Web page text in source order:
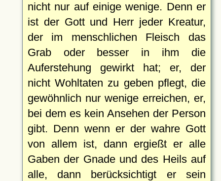
nicht nur auf einige wenige. Denn er
ist der Gott und Herr jeder Kreatur,
der im menschlichen Fleisch das
Grab oder besser in ihm die
Auferstehung gewirkt hat; er, der
nicht Wohltaten zu geben pflegt, die
gewöhnlich nur wenige erreichen, er,
bei dem es kein Ansehen der Person
gibt. Denn wenn er der wahre Gott
von allem ist, dann ergießt er alle
Gaben der Gnade und des Heils auf
alle, dann berücksichtigt er sein